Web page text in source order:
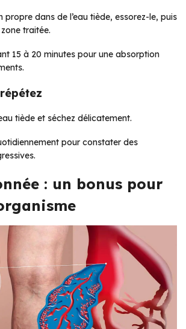
propre dans de l’eau tiède, essorez-le, puis
traitée.
15 à 20 minutes pour une absorption
tiède et séchez délicatement.
pour constater des
: un bonus pour